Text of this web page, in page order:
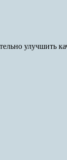
улучшить